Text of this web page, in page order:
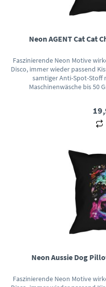
Neon AGENT Cat Cat
Faszinierende Neon Motive
Disco, immer wieder passend
samtiger Anti-Spot-
Maschinenwäsche bis 50
Neon Aussie Dog
Faszinierende Neon Motive